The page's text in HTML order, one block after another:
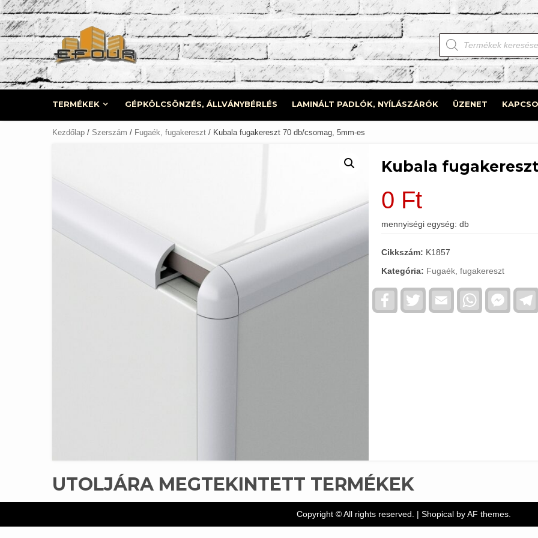
Skip
to
content
Products
search
TERMÉKEK GÉPKÖLCSÖNZÉS, ÁLLVÁNYBÉRLÉS LAMINÁLT PADLÓK, NYÍLÁSZÁRÓK ÜZENET
Kezdőlap / Szerszám / Fugaék, fugakereszt / Kubala fugakereszt 70 db/csomag, 5mm-es
Kubala
0 Ft
mennyiségi egység: db
Cikkszám: K1857
Kategória: Fugaék, fugakereszt
FacebookTwitter Email WhatsApp
UTOLJÁRA MEGTEKINTETT TERMÉKEK
Copyright © All rights reserved. | Shopicalby AF themes.